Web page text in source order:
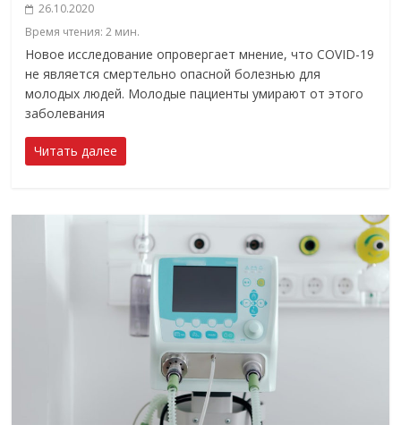
26.10.2020
Время чтения:2 мин.
Новое исследование опровергает мнение, что COVID-19
не является смертельно опасной болезнью для
молодых людей. Молодые пациенты умирают от этого
заболевания
Читать далее